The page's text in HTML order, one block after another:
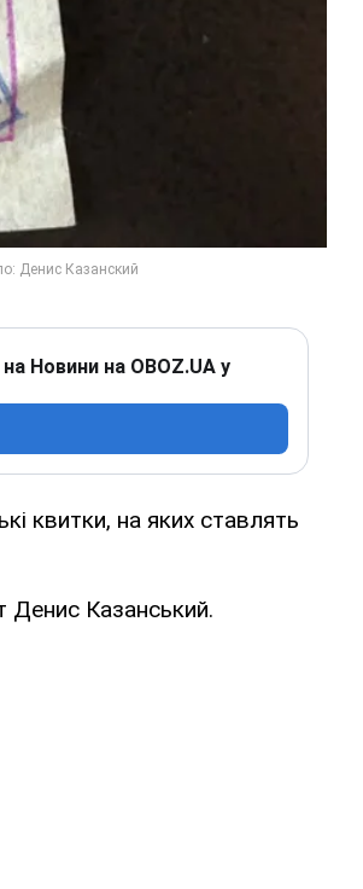
Новини на OBOZ.UA у
квитки, на яких ставлять
Денис Казанський.